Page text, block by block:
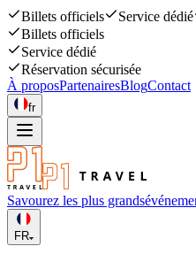
Billets officiels Service dédié
Billets officiels
Service dédié
Réservation sécurisée
À proposPartenairesBlogContact
fr
Savourez les plus grands
FR